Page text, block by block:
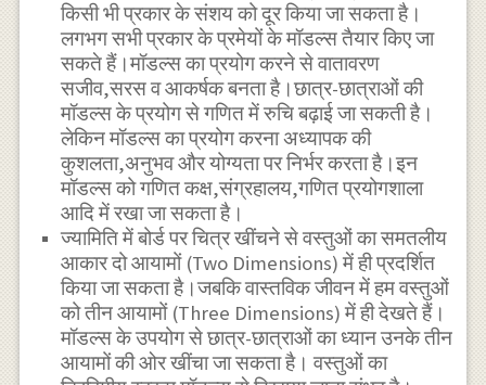
किसी भी प्रकार के संशय को दूर किया जा सकता है।
लगभग सभी प्रकार के प्रमेयों के मॉडल्स तैयार किए जा
सकते हैं।मॉडल्स का प्रयोग करने से वातावरण
सजीव,सरस व आकर्षक बनता है।छात्र-छात्राओं की
मॉडल्स के प्रयोग से गणित में रुचि बढ़ाई जा सकती है।
लेकिन मॉडल्स का प्रयोग करना अध्यापक की
कुशलता,अनुभव और योग्यता पर निर्भर करता है।इन
मॉडल्स को गणित कक्ष,संग्रहालय,गणित प्रयोगशाला
आदि में रखा जा सकता है।
ज्यामिति में बोर्ड पर चित्र खींचने से वस्तुओं का समतलीय
आकार दो आयामों (Two Dimensions) में ही प्रदर्शित
किया जा सकता है।जबकि वास्तविक जीवन में हम वस्तुओं
को तीन आयामों (Three Dimensions) में ही देखते हैं।
मॉडल्स के उपयोग से छात्र-छात्राओं का ध्यान उनके तीन
आयामों की ओर खींचा जा सकता है। वस्तुओं का